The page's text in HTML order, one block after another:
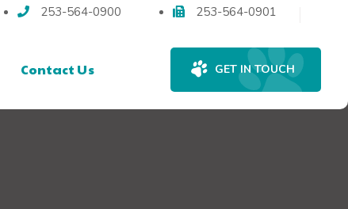
253-564-0900 253-564-0901
Contact Us GET IN TOUCH